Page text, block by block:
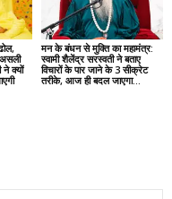
ने क्यों
मन के बंधन से मुक्ति का महामंत्र:
स्वामी शैलेंद्र सरस्वती ने बताए
विचारों के पार जाने के 3 सीक्रेट
तरीके, आज ही बदल जाएगा...